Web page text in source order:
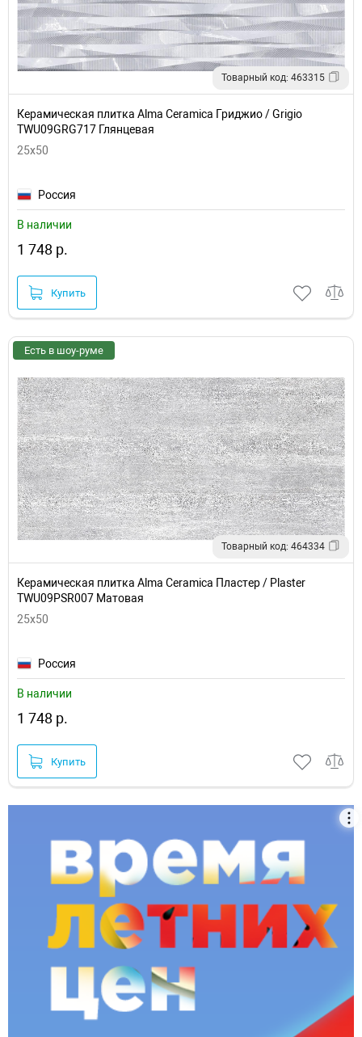
Товарный код: 463315
Керамическая плитка Alma Ceramica Гриджио / Grigio
TWU09GRG717 Глянцевая
25x50
Россия
В наличии
1 748 р.
Купить
Есть в шоу-руме
Товарный код: 464334
Керамическая плитка Alma Ceramica Пластер / Plaster
TWU09PSR007 Матовая
25x50
Россия
В наличии
1 748 р.
Купить